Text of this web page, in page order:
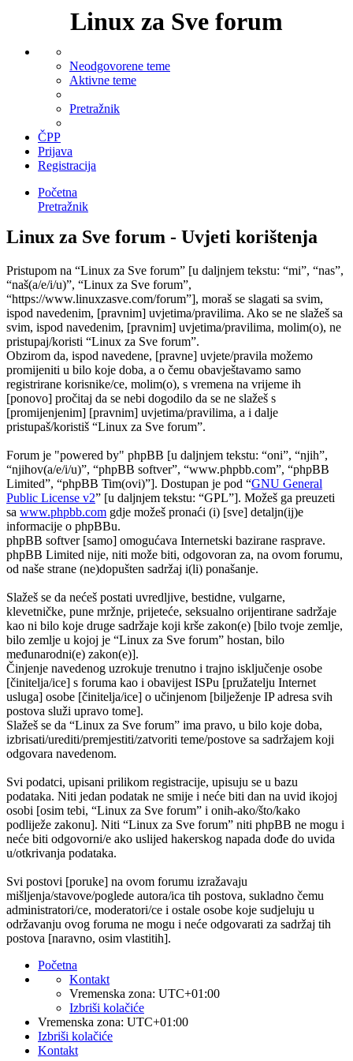
Linux za Sve forum
Neodgovorene teme
Aktivne teme
Pretražnik
ČPP
Prijava
Registracija
Početna
Pretražnik
Linux za Sve forum - Uvjeti korištenja
Pristupom na “Linux za Sve forum” [u daljnjem tekstu: “mi”, “nas”,
“naš(a/e/i/u)”, “Linux za Sve forum”,
“https://www.linuxzasve.com/forum”], moraš se slagati sa svim,
ispod navedenim, [pravnim] uvjetima/pravilima. Ako se ne slažeš sa
svim, ispod navedenim, [pravnim] uvjetima/pravilima, molim(o), ne
pristupaj/koristi “Linux za Sve forum”.
Obzirom da, ispod navedene, [pravne] uvjete/pravila možemo
promijeniti u bilo koje doba, a o čemu obavještavamo samo
registrirane korisnike/ce, molim(o), s vremena na vrijeme ih
[ponovo] pročitaj da se nebi dogodilo da se ne slažeš s
[promijenjenim] [pravnim] uvjetima/pravilima, a i dalje
pristupaš/koristiš “Linux za Sve forum”.
Forum je "powered by" phpBB [u daljnjem tekstu: “oni”, “njih”,
“njihov(a/e/i/u)”, “phpBB softver”, “www.phpbb.com”, “phpBB
Limited”, “phpBB Tim(ovi)”]. Dostupan je pod “GNU General
Public License v2” [u daljnjem tekstu: “GPL”]. Možeš ga preuzeti
sa www.phpbb.com gdje možeš pronaći (i) [sve] detaljn(ij)e
informacije o phpBBu.
phpBB softver [samo] omogućava Internetski bazirane rasprave.
phpBB Limited nije, niti može biti, odgovoran za, na ovom forumu,
od naše strane (ne)dopušten sadržaj i(li) ponašanje.
Slažeš se da nećeš postati uvredljive, bestidne, vulgarne,
klevetničke, pune mržnje, prijeteće, seksualno orijentirane sadržaje
kao ni bilo koje druge sadržaje koji krše zakon(e) [bilo tvoje zemlje,
bilo zemlje u kojoj je “Linux za Sve forum” hostan, bilo
međunarodni(e) zakon(e)].
Činjenje navedenog uzrokuje trenutno i trajno isključenje osobe
[činitelja/ice] s foruma kao i obavijest ISPu [pružatelju Internet
usluga] osobe [činitelja/ice] o učinjenom [bilježenje IP adresa svih
postova služi upravo tome].
Slažeš se da “Linux za Sve forum” ima pravo, u bilo koje doba,
izbrisati/urediti/premjestiti/zatvoriti teme/postove sa sadržajem koji
odgovara navedenom.
Svi podatci, upisani prilikom registracije, upisuju se u bazu
podataka. Niti jedan podatak ne smije i neće biti dan na uvid ikojoj
osobi [osim tebi, “Linux za Sve forum” i onih-ako/što/kako
podliježe zakonu]. Niti “Linux za Sve forum” niti phpBB ne mogu i
neće biti odgovorni/e ako uslijed hakerskog napada dođe do uvida
u/otkrivanja podataka.
Svi postovi [poruke] na ovom forumu izražavaju
mišljenja/stavove/poglede autora/ica tih postova, sukladno čemu
administratori/ce, moderatori/ce i ostale osobe koje sudjeluju u
održavanju ovog foruma ne mogu i neće odgovarati za sadržaj tih
postova [naravno, osim vlastitih].
Početna
Kontakt
Vremenska zona: UTC+01:00
Izbriši kolačiće
Vremenska zona: UTC+01:00
Izbriši kolačiće
Kontakt